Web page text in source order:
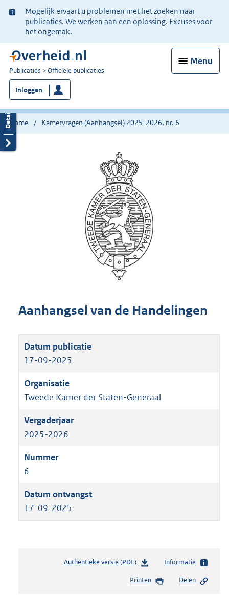
Ter
informatie:
Mogelijk ervaart u problemen met het zoeken naar
publicaties. We werken aan een oplossing. Excuses voor
het ongemak.
Menu
U
bent
nu
hier:
Publicaties Officiële publicaties
Inloggen
Home Kamervragen (Aanhangsel) 2025-2026, nr. 6
Aanhangsel van de Handelingen
17-09-2025
Tweede Kamer der Staten-Generaal
2025-2026
6
17-09-2025
Authentieke versie (PDF)b
s
Informatie
Printen Delen